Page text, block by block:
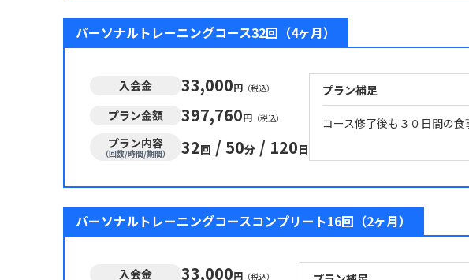
パーソナルトレーニングコース32回（4ヶ月）
入会金 33,000円 （税込）
プラン金額 397,760円 （税込）
プラン内容
（回数/時間/期間） 32回 / 50分 / 120日
プラン補足
コース修了後も３０日間の食
パーソナルトレーニングコースコンプリート16回（2ヶ月）
入会金 33,000円 （税込）